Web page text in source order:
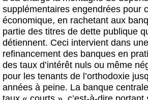
supplémentaires engendrées pour
économique, en rachetant aux
partie des titres de dette publique
détiennent. Ceci intervient dans
refinancement des banques en
des taux d’intérêt nuls ou même
pour les tenants de l’orthodoxie
années à peine. La banque